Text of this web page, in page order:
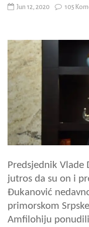
Jun 12, 2020 105
Predsjednik Vlade
jutros da su on i
Đukanović
primorskom
Amfilohiju